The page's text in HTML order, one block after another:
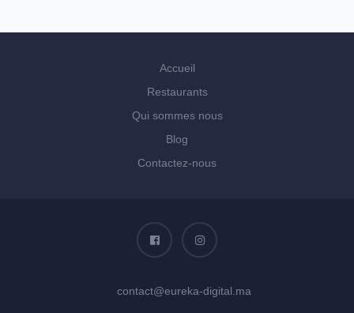
Accueil
Restaurants
Qui sommes nous
Blog
Contactez-nous
contact@eureka-digital.ma